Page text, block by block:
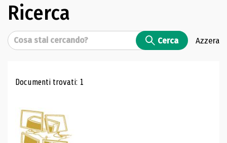
Ricerca
Cerca Cerca Azzera
Risultati di ricerca
Documenti trovati: 1